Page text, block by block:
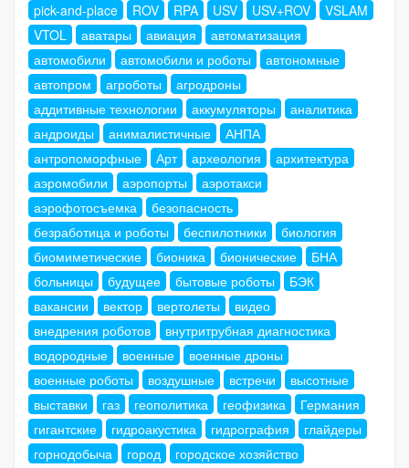
pick-and-place
ROV RPA USV USV+ROV
VSLAM
VTOL
аватары авиация
автоматизация
автомобили
автомобили и роботы
автономные
автопром
агроботы
агродроны
аддитивные технологии
аккумуляторы
аналитика
андроиды
анималистичные
АНПА
антропоморфные
Арт археология
архитектура
аэромобили
аэропорты
аэротакси
аэрофотосъемка
безопасность
безработица и роботы
беспилотники
биология
биомиметические
бионика бионические
БНА
больницы
будущее бытовые роботы
БЭК
вакансии
вектор вертолеты
видео
внедрения роботов
внутритрубная диагностика
водородные
военные
военные дроны
военные роботы
воздушные встречи
высотные
выставки
газ геополитика геофизика
Германия
гигантские
гидроакустика гидрография
глайдеры
горнодобыча
город
городское хозяйство